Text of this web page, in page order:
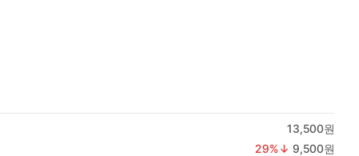
13,500원
29%↓ 9,500원